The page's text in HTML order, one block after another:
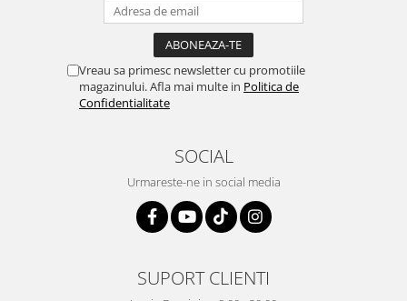
Vreau sa primesc newsletter cu promotiile
magazinului. Afla mai multe in Politica de
Confidentialitate
SOCIAL
Urmareste-ne in social media
SUPORT CLIENTI